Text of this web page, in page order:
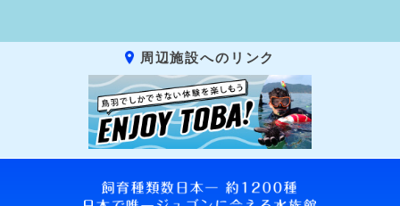
周辺施設へのリンク